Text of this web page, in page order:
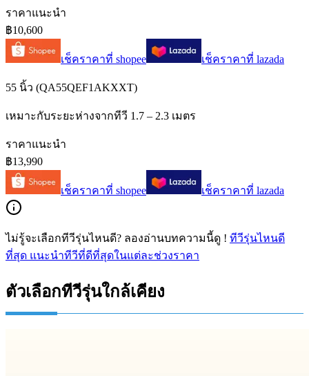
ราคาแนะนำ
฿10,600
เช็คราคาที่ shopee เช็คราคาที่ lazada
55 นิ้ว (QA55QEF1AKXXT)
เหมาะกับระยะห่างจากทีวี 1.7 – 2.3 เมตร
ราคาแนะนำ
฿13,990
เช็คราคาที่ shopee เช็คราคาที่ lazada
ไม่รู้จะเลือกทีวีรุ่นไหนดี? ลองอ่านบทความนี้ดู ! ทีวีรุ่นไหนดี
ที่สุด แนะนำทีวีที่ดีที่สุดในแต่ละช่วงราคา
ตัวเลือกทีวีรุ่นใกล้เคียง